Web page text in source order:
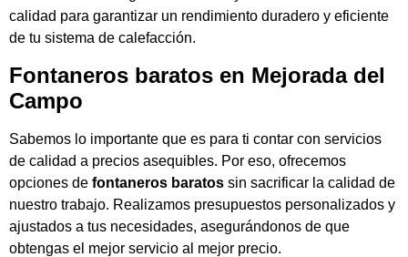
calidad para garantizar un rendimiento duradero y eficiente
de tu sistema de calefacción.
Fontaneros baratos en Mejorada del
Campo
Sabemos lo importante que es para ti contar con servicios
de calidad a precios asequibles. Por eso, ofrecemos
opciones de fontaneros baratos sin sacrificar la calidad de
nuestro trabajo. Realizamos presupuestos personalizados y
ajustados a tus necesidades, asegurándonos de que
obtengas el mejor servicio al mejor precio.